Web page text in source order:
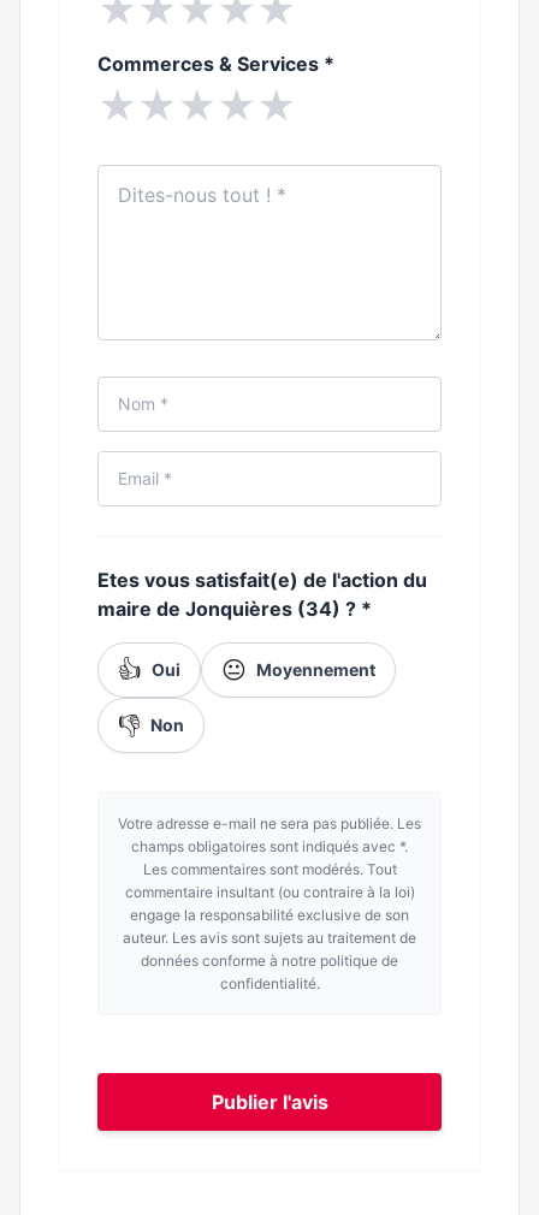
★★★★★
Commerces & Services *
★★★★★
Etes vous satisfait(e) de l'action du
maire de Jonquières (34) ? *
👍 Oui 😐 Moyennement
👎 Non
Votre adresse e-mail ne sera pas publiée. Les
champs obligatoires sont indiqués avec *.
Les commentaires sont modérés. Tout
commentaire insultant (ou contraire à la loi)
engage la responsabilité exclusive de son
auteur. Les avis sont sujets au traitement de
données conforme à notre politique de
confidentialité.
Publier l'avis